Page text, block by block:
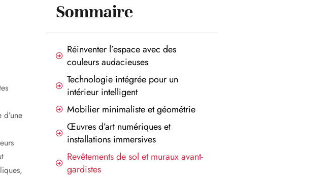
Sommaire
Réinventer l’espace avec des
couleurs audacieuses
Technologie intégrée pour un
intérieur intelligent
Mobilier minimaliste et géométrie
Œuvres d’art numériques et
installations immersives
Revêtements de sol et muraux avant-
gardistes